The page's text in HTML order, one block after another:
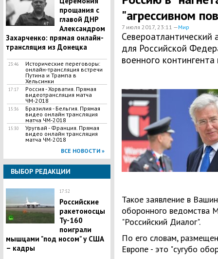
прощания с
главой ДНР
Александром
Захарченко: прямая онлайн-
трансляция из Донецка
23:46
Исторические переговоры:
онлайн-трансляция встречи
Путина и Трампа в
Хельсинки
17:17
Россия - Хорватия. Прямая
видеотрансляция матча
ЧМ-2018
15:36
Бразилия - Бельгия. Прямая
видео онлайн трансляция
матча ЧМ-2018
15:30
Уругвай - Франция. Прямая
видео онлайн трансляция
матча ЧМ-2018
ВСЕ НОВОСТИ »
ВЫБОР РЕДАКЦИИ
17:52
Российские
ракетоносцы
Ту-160
поиграли
мышцами "под носом" у США
– кадры
"агрессивном
7 июля 2017, 23:11 —Мир
Североатлантический
для Российской
военного
Такое заявление в
оборонного ведомства
"Российский Диалог".
По его словам,
Европе - это "сугубо